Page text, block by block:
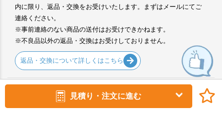
見積り・注文に進む
内に限り、返品・交換をお受けいたします。まずはメールにてご
連絡ください。
※事前連絡のない商品の送付はお受けできかねます。
※不良品以外の返品・交換はお受けしておりません。
返品・交換について詳しくはこちら
サンプルについて